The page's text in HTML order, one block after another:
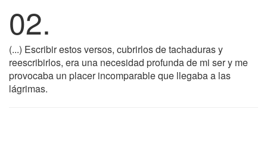
02.
(...) Escribir estos versos, cubrirlos de tachaduras y
reescribirlos, era una necesidad profunda de mi ser y me
provocaba un placer incomparable que llegaba a las
lágrimas.